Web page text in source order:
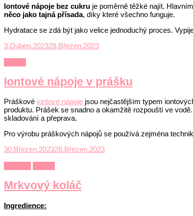
Iontové nápoje bez cukru je poměrně těžké najít.
něco jako tajná přísada, díky které všechno funguje.
Hydratace se zdá být jako velice jednoduchý proces.
3.Duben.202328.Březen.2023
Iontové nápoje v prášku
Práškové iontové nápoje jsou nejčastějším typem
produktu. Prášek se snadno a okamžitě rozpouští ve
skladování a přeprava.
Pro výrobu práškových nápojů se používá zejména
30.Březen.202328.Březen.2023
Mrkvový koláč
Ingredience: